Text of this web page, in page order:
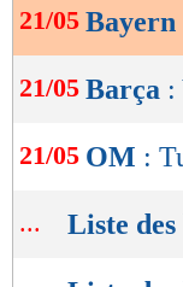
21/05 Bayern
21/05 Barça :
21/05 OM :
... Liste des